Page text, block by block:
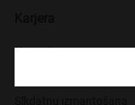
Kontakti